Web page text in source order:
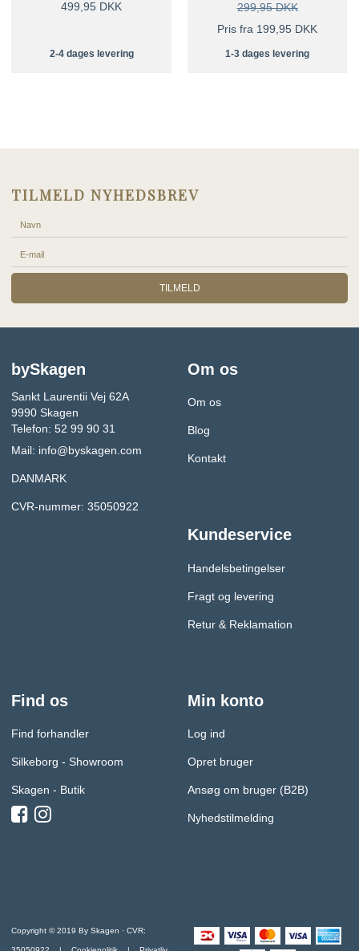
499,95 DKK
2-4 dages levering
299,95 DKK
Pris fra 199,95 DKK
1-3 dages levering
TILMELD NYHEDSBREV
TILMELD
bySkagen
Sankt Laurentii Vej 62A
9990 Skagen
Telefon: 52 99 90 31
Mail: info@byskagen.com
DANMARK
CVR-nummer: 35050922
Om os
Om os
Blog
Kontakt
Kundeservice
Handelsbetingelser
Fragt og levering
Retur & Reklamation
Find os
Find forhandler
Silkeborg - Showroom
Skagen - Butik
Min konto
Log ind
Opret bruger
Ansøg om bruger (B2B)
Nyhedstilmelding
Copyright © 2019 By Skagen · CVR: